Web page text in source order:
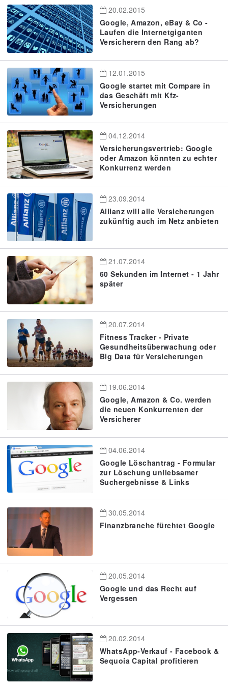
20.02.2015
Google, Amazon, eBay & Co -
Laufen die Internetgiganten
Versicherern den Rang ab?
12.01.2015
Google startet mit Compare in
das Geschäft mit Kfz-
Versicherungen
04.12.2014
Versicherungsvertrieb: Google
oder Amazon könnten zu echter
Konkurrenz werden
23.09.2014
Allianz will alle Versicherungen
zukünftig auch im Netz anbieten
21.07.2014
60 Sekunden im Internet - 1 Jahr
später
20.07.2014
Fitness Tracker - Private
Gesundheitsüberwachung oder
Big Data für Versicherungen
19.06.2014
Google, Amazon & Co. werden
die neuen Konkurrenten der
Versicherer
04.06.2014
Google Löschantrag - Formular
zur Löschung unliebsamer
Suchergebnisse & Links
30.05.2014
Finanzbranche fürchtet Google
20.05.2014
Google und das Recht auf
Vergessen
20.02.2014
WhatsApp-Verkauf - Facebook &
Sequoia Capital profitieren